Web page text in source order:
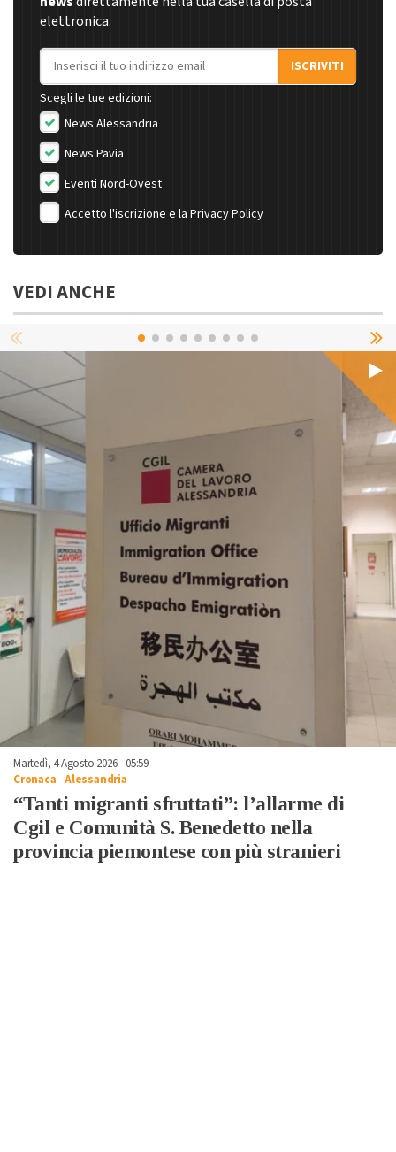
elettronica.
Indirizzo email
ISCRIVITI
Scegli le tue edizioni:
News Alessandria
News Pavia
Eventi Nord-Ovest
Accetto l'iscrizione e la Privacy Policy
VEDI ANCHE
Martedì, 4 Agosto 2026 - 05:59
Cronaca-Alessandria
“Tanti migranti sfruttati”: l’allarme di
Cgil e Comunità S. Benedetto nella
provincia piemontese con più stranieri